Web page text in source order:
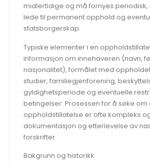
midlertidige og må fornyes periodisk,
lede til permanent opphold og
statsborgerskap.
Typiske elementer i en
informasjon om innehaveren (navn,
nasjonalitet), formålet med
studier, familiegjenforening,
gyldighetsperiode og eventuelle
betingelser. Prosessen for å søke
oppholdstillatelse er ofte kompleks
dokumentasjon og etterlevelse av
forskrifter.
Bakgrunn og historikk